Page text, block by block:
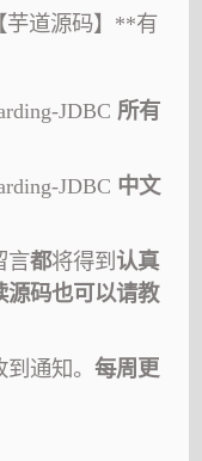
芋道源码】**有
JDBC 所有
JDBC 中文
言都将得到 认真
源码也可以请教
到通知。每周更